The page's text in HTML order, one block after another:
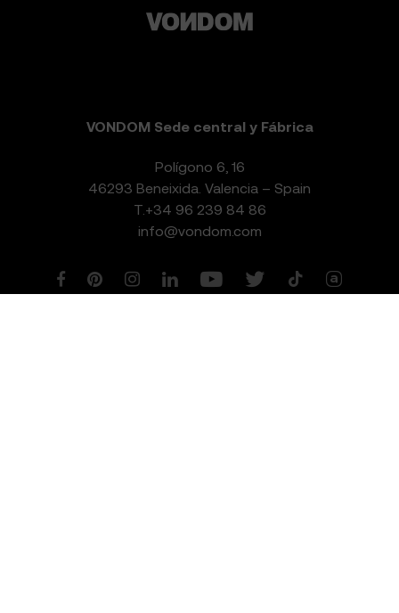
VONDOM Sede central y Fábrica
Polígono 6, 16
46293 Beneixida. Valencia – Spain
T. +34 96 239 84 86
info@vondom.com